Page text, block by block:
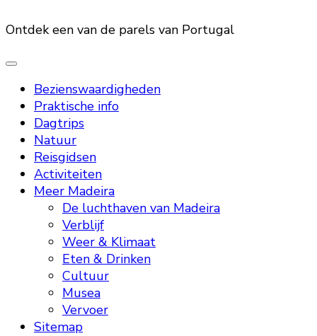
Ontdek een van de parels van Portugal
Bezienswaardigheden
Praktische info
Dagtrips
Natuur
Reisgidsen
Activiteiten
Meer Madeira
De luchthaven van Madeira
Verblijf
Weer & Klimaat
Eten & Drinken
Cultuur
Musea
Vervoer
Sitemap